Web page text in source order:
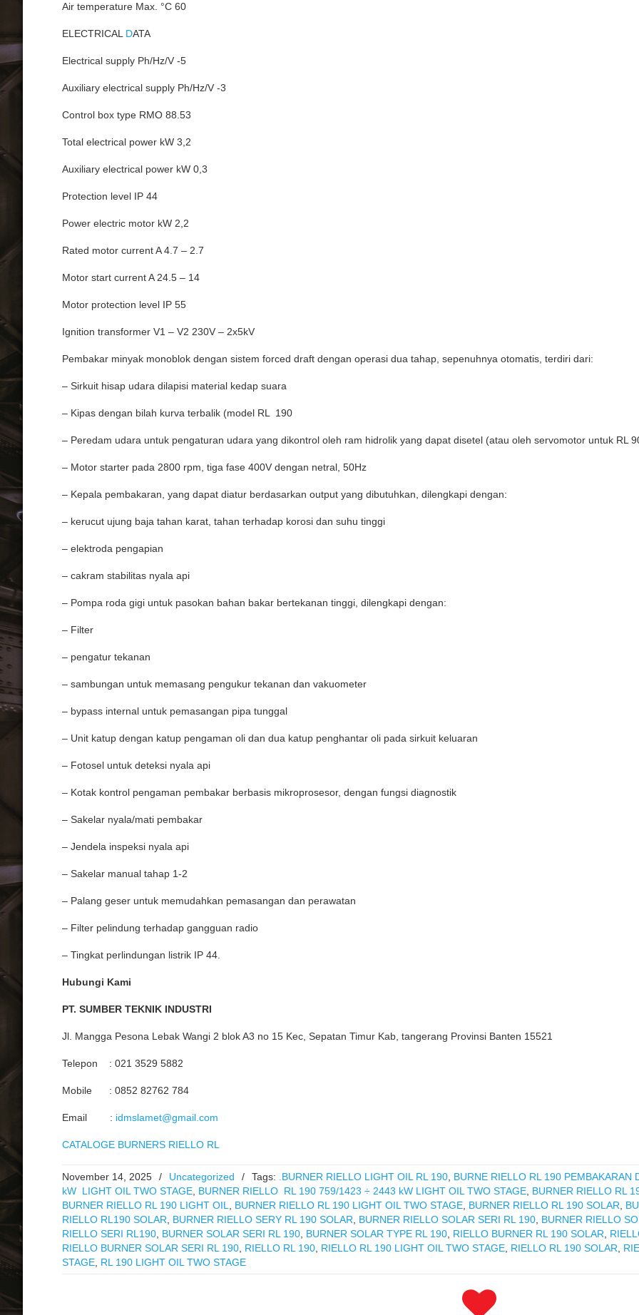
Air temperature Max. °C 60
ELECTRICAL DATA
Electrical supply Ph/Hz/V -5
Auxiliary electrical supply Ph/Hz/V -3
Control box type RMO 88.53
Total electrical power kW 3,2
Auxiliary electrical power kW 0,3
Protection level IP 44
Power electric motor kW 2,2
Rated motor current A 4.7 – 2.7
Motor start current A 24.5 – 14
Motor protection level IP 55
Ignition transformer V1 – V2 230V – 2x5kV
Pembakar minyak monoblok dengan sistem forced draft dengan operasi dua tahap sepenuhnya otomatis terdiri dari:
– Sirkuit hisap udara dilapisi material kedap suara
– Kipas dengan bilah kurva terbalik (model RL 190
– Peredam udara untuk pengaturan udara yang dikontrol oleh ram hidrolik yang dapat disetel (atau oleh servomotor untuk RL
– Motor starter pada 2800 rpm, tiga fase 400V dengan netral , 50Hz
– Kepala pembakaran , yang dapat diatur berdasarkan output yang dibutuhkan dilengkapi dengan:
– kerucut ujung baja tahan karat, tahan terhadap korosi dan suhu tinggi
– elektroda pengapian
– cakram stabilitas nyala api
– Pompa roda gigi untuk pasokan bahan bakar bertekanan tinggi dilengkapi dengan:
– Filter
– pengatur tekanan
– sambungan untuk memasang pengukur tekanan dan vakuometer
– bypass internal untuk pemasangan pipa tunggal
– Unit katup dengan katup pengaman oli dan dua katup penghantar oli pada sirkuit keluaran
– Fotosel untuk deteksi nyala api
– Kotak kontrol pengaman pembakar berbasis mikroprosesor, dengan fungsi diagnostik
– Sakelar nyala/mati pembakar
– Jendela inspeksi nyala api
– Sakelar manual tahap 1-2
– Palang geser untuk memudahkan pemasangan dan perawatan
– Filter pelindung terhadap gangguan radio
– Tingkat perlindungan listrik IP 44.
Hubungi Kami
PT. SUMBER TEKNIK INDUSTRI
Jl. Mangga Pesona Lebak Wangi 2 blok A3 no 15 Kec, Sepatan Timur Kab, tangerang Provinsi Banten 15521
Telepon : 021 3529 5882
Mobile : 0852 82762 784
Email : idmslamet@gmail.com
CATALOGE BURNERS RIELLO RL
November 14, 2025 / Uncategorized / Tags: .BURNER RIELLO LIGHT OIL RL 190 BURNE RIELLO RL 190 PEMBAKARAN
kW LIGHT OIL TWO STAGE BURNER RIELLO RL 190 759/1423 ÷ 2443 kW LIGHT OIL TWO STAGE BURNER RIELLO RL
BURNER RIELLO RL 190 LIGHT OIL
BURNER RIELLO RL 190 LIGHT OIL TWO STAGE BURNER RIELLO RL 190 SOLAR
RIELLO RL190 SOLAR
BURNER RIELLO SERY RL 190 SOLAR BURNER RIELLO SOLAR SERI RL 190 BURNER RIELLO
RIELLO SERI RL190 BURNER SOLAR SERI RL 190 BURNER SOLAR TYPE RL 190 RIELLO BURNER RL 190 SOLAR
RIELLO BURNER SOLAR SERI RL 190 RIELLO RL 190 RIELLO RL 190 LIGHT OIL TWO STAGE RIELLO RL 190 SOLAR
STAGE RL 190 LIGHT OIL TWO STAGE